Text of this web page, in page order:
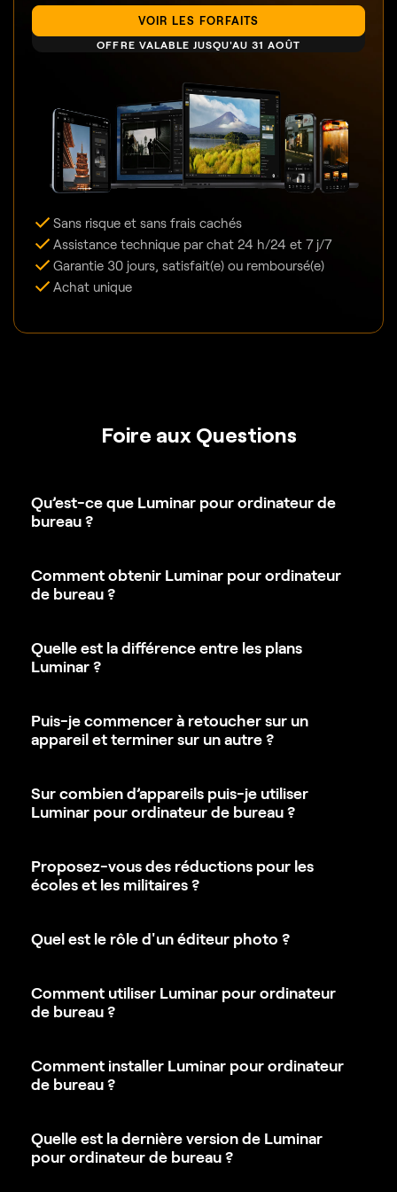
VOIR LES FORFAITS
OFFRE VALABLE JUSQU'AU 31 AOÛT
Sans risque et sans frais cachés
Assistance technique par chat 24 h/24 et 7 j/7
Garantie 30 jours, satisfait(e) ou remboursé(e)
Achat unique
Foire aux Questions
Qu’est-ce que Luminar pour ordinateur de
bureau ?
Comment obtenir Luminar pour ordinateur
de bureau ?
Quelle est la différence entre les plans
Luminar ?
Puis-je commencer à retoucher sur un
appareil et terminer sur un autre ?
Sur combien d’appareils puis-je utiliser
Luminar pour ordinateur de bureau ?
Proposez-vous des réductions pour les
écoles et les militaires ?
Quel est le rôle d'un éditeur photo ?
Comment utiliser Luminar pour ordinateur
de bureau ?
Comment installer Luminar pour ordinateur
de bureau ?
Quelle est la dernière version de Luminar
pour ordinateur de bureau ?